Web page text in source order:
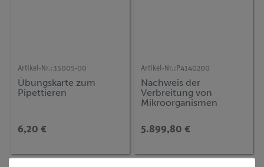
Artikel-Nr.:35005-00
Übungskarte zum
Pipettieren
6,20 €
Artikel-Nr.: P4140200
Nachweis der
Verbreitung von
Mikroorganismen
5.899,80 €